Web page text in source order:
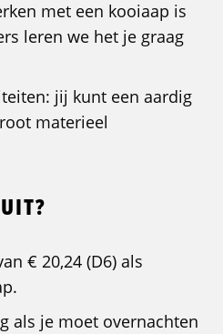
met een kooiaap is
leren we het je graag
jij kunt een aardig
materieel
€ 20,24 (D6) als
als je moet overnachten